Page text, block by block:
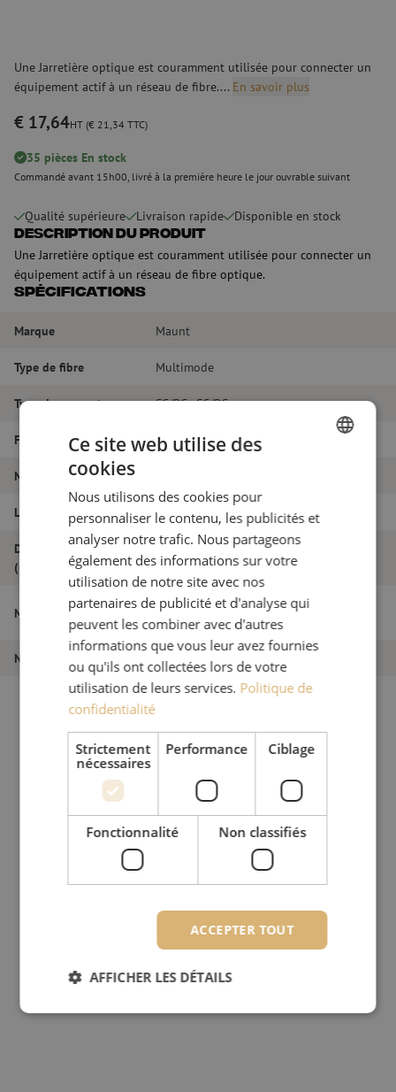
Une Jarretière optique est couramment utilisée pour connecter un
équipement actif à un réseau de fibre.... En savoir plus
€ 17,64HT (€ 21,34 TTC)
35 pièces En stock
Commandé avant 15h00, livré à la première heure le jour ouvrable suivant
Qualité supérieure Livraison rapide Disponible en stock
Description du produit
Une Jarretière optique est couramment utilisée pour connecter un
équipement actif à un réseau de fibre optique.
Spécifications
Marque Maunt
Type de fibre Multimode
Type de connecteur SC/PC - SC/PC
Fibretype OM3
Nombre de fibres
Longueur 17m
Diamètre extérieur
(mm)
1.8
Nom de l'article
Jarretière optique duplex OM3, SC/PC-
SC/PC, 1.8mm, 17m
Numéro d'article M20000017
Ce site web utilise des
cookies
Nous utilisons des cookies pour
personnaliser le contenu, les publicités et
analyser notre trafic. Nous partageons
également des informations sur votre
utilisation de notre site avec nos
partenaires de publicité et d'analyse qui
peuvent les combiner avec d'autres
informations que vous leur avez fournies
ou qu'ils ont collectées lors de votre
utilisation de leurs services. Politique de
confidentialité
Strictement
nécessaires
Performance Ciblage
Fonctionnalité Non classifiés
ACCEPTER TOUT
AFFICHER LES DÉTAILS